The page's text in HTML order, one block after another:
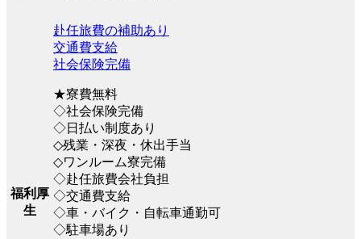
福利厚
生
赴任旅費の補助あり
交通費支給
社会保険完備
★寮費無料
◇社会保険完備
◇日払い制度あり
◇残業・深夜・休出手当
◇ワンルーム寮完備
◇赴任旅費会社負担
◇交通費支給
◇車・バイク・自転車通勤可
◇駐車場あり